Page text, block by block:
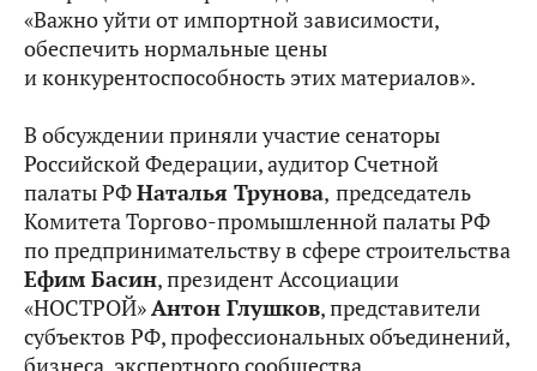
«Важно уйти от импортной зависимости,
обеспечить нормальные цены
и конкурентоспособность этих материалов».
В обсуждении приняли участие сенаторы
Российской Федерации, аудитор Счетной
палаты РФНаталья Трунова, председатель
Комитета Торгово-промышленной палаты РФ
по предпринимательству в сфере строительства
Ефим Басин, президент Ассоциации
«НОСТРОЙ»Антон Глушков, представители
субъектов РФ, профессиональных объединений,